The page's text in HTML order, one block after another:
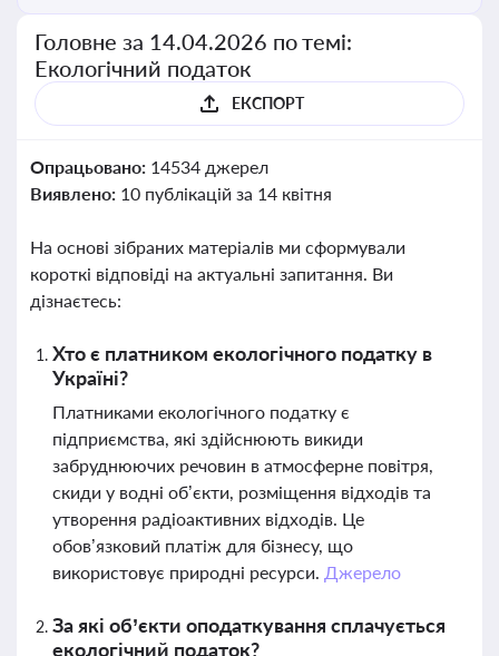
Головне за 14.04.2026 по темі:
Екологічний податок
ЕКСПОРТ
Опрацьовано: 14534 джерел
Виявлено: 10 публікацій за 14 квітня
На основі зібраних матеріалів ми сформували
короткі відповіді на актуальні запитання. Ви
дізнаєтесь:
Хто є платником екологічного податку в
Україні?
Платниками екологічного податку є
підприємства, які здійснюють викиди
забруднюючих речовин в атмосферне повітря,
скиди у водні об’єкти, розміщення відходів та
утворення радіоактивних відходів. Це
обов’язковий платіж для бізнесу, що
використовує природні ресурси. Джерело
За які об’єкти оподаткування сплачується
екологічний податок?